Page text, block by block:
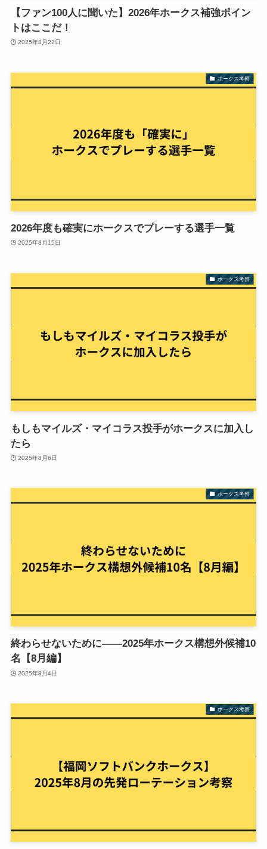
【ファン100人に聞いた】2026年ホークス補強ポイン
トはここだ！
2025年8月22日
ホークス考察
2026年度も確実にホークスでプレーする選手一覧
2025年8月15日
ホークス考察
もしもマイルズ・マイコラス投手がホークスに加入し
たら
2025年8月6日
ホークス考察
終わらせないために——2025年ホークス構想外候補10
名【8月編】
2025年8月4日
ホークス考察